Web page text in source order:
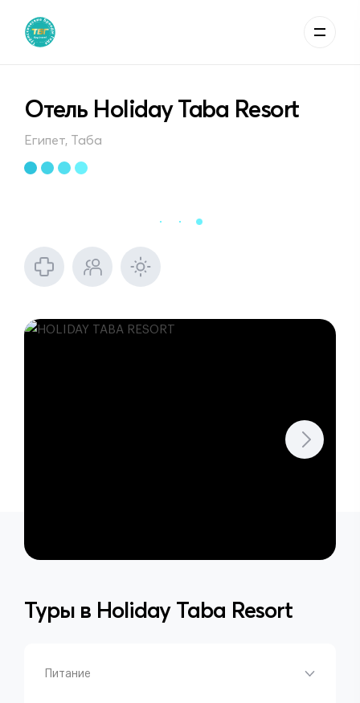
Отель Holiday Taba Resort
Египет, Таба
Туры в Holiday Taba Resort
Питание